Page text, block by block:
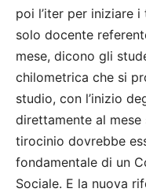
poi l’iter per iniziare
solo docente
mese, dicono gli
chilometrica che si
studio, con l’inizio
direttamente al mese
tirocinio dovrebbe
fondamentale di un
Sociale. E la nuova